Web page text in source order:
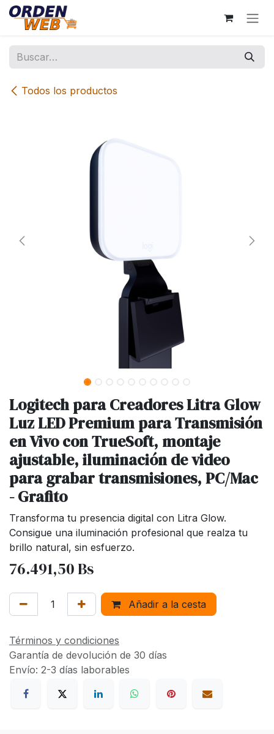
Ir al contenido
Todos los productos
Logitech para Creadores Litra Glow
Luz LED Premium para Transmisión
en Vivo con TrueSoft, montaje
ajustable, iluminación de video
para grabar transmisiones, PC/Mac
- Grafito
Transforma tu presencia digital con Litra Glow.
Consigue una iluminación profesional que realza tu
brillo natural, sin esfuerzo.
76.491,50Bs
Añadir a la cesta
Términos y condiciones
Garantía de devolución de 30 días
Envío: 2-3 días laborables